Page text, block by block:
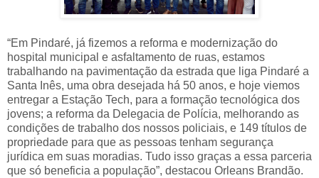
“Em Pindaré, já fizemos a reforma e modernização do
hospital municipal e asfaltamento de ruas, estamos
trabalhando na pavimentação da estrada que liga Pindaré a
Santa Inês, uma obra desejada há 50 anos, e hoje viemos
entregar a Estação Tech, para a formação tecnológica dos
jovens; a reforma da Delegacia de Polícia, melhorando as
condições de trabalho dos nossos policiais, e 149 títulos de
propriedade para que as pessoas tenham segurança
jurídica em suas moradias. Tudo isso graças a essa parceria
que só beneficia a população”, destacou Orleans Brandão.